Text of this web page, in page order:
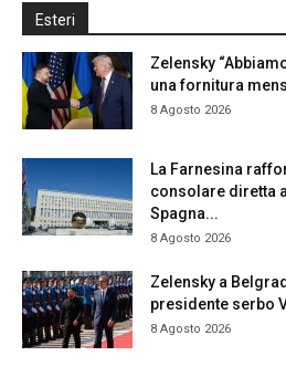
Esteri
Zelensky
una fornitura
8 Agosto 2026
La Farnesina
consolare diretta
Spagna...
8 Agosto 2026
Zelensky a
presidente serbo
8 Agosto 2026